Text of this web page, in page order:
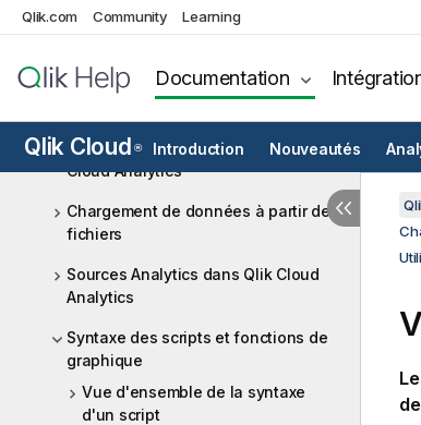
Qlik.com Community Learning
Documentation
Qlik Cloud ® Introduction Nouveautés
Accès aux bases de données cloud
Passerelle de données Qlik - Accès
Sources de données dans Qlik
Cloud Analytics
Chargement de données à partir de
fichiers
Sources Analytics dans Qlik Cloud
Analytics
Syntaxe des scripts et fonctions de
graphique
Vue d'ensemble de la syntaxe
d'un script